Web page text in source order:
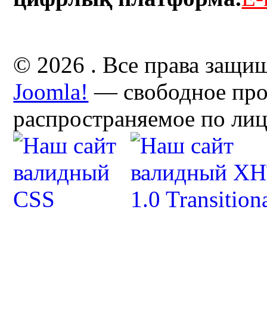
© 2026 . Все права
Joomla! — свободное
распространяемое по